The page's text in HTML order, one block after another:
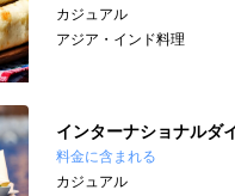
カジュアル
アジア・インド料理
インターナショナルダ
料金に含まれる
カジュアル